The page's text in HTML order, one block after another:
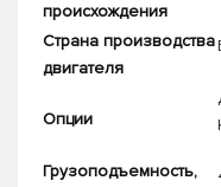
происхождения
Страна производства
двигателя
Опции
Грузоподъемность,